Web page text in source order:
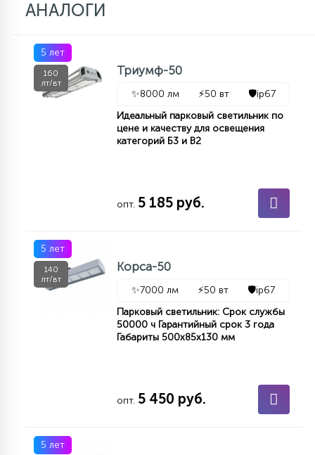
АНАЛОГИ
5 лет
160
лт/вт
Триумф-50
✨8000 лм ⚡50 вт 🛡️ip67
Идеальный парковый светильник по
цене и качеству для освещения
категорий Б3 и В2
опт. 5 185 руб.
5 лет
140
лт/вт
Корса-50
✨7000 лм ⚡50 вт 🛡️ip67
Парковый светильник: Срок службы
50000 ч Гарантийный срок 3 года
Габариты 500х85х130 мм
опт. 5 450 руб.
5 лет